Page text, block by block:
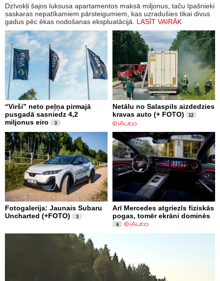
Dzīvokļi šajos luksusa apartamentos maksā miljonus, taču īpašnieki
saskaras nepatīkamiem pārsteigumiem, kas uzradušies tikai divus
gadus pēc ēkas nodošanas ekspluatācijā. LASĪT VAIRĀK
“Virši” neto peļņa pirmajā
pusgadā sasniedz 4,2
miljonus eiro
3
Netālu no Salaspils aizdedzies
kravas auto (+ FOTO)
12
Fotogalerija: Jaunais Subaru
Uncharted (+FOTO)
3
Arī Mercedes atgriezīs fiziskās
pogas, tomēr ekrāni dominēs
6